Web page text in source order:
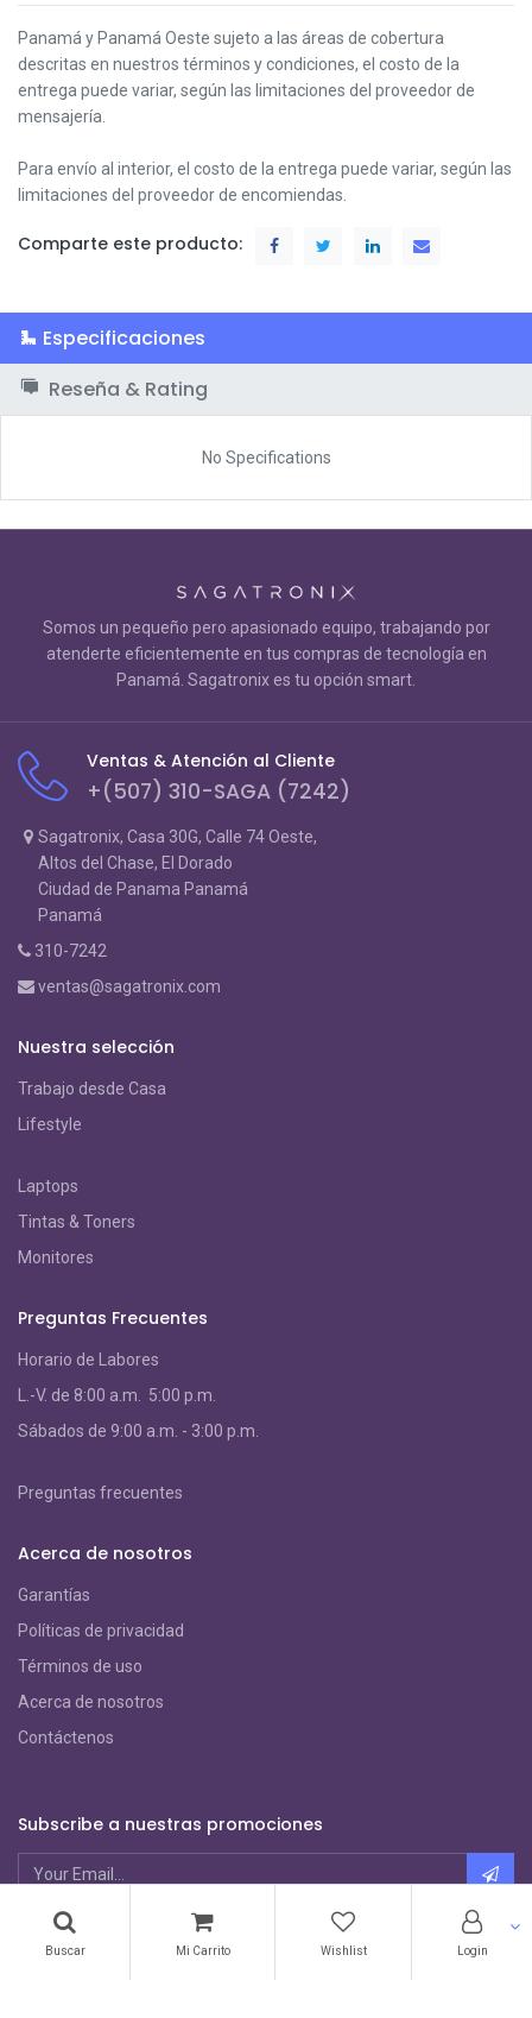
Buscar Mi Carrito Wishlist Login
Panamá y Panamá Oeste sujeto a las áreas de cobertura
descritas en nuestros términos y condiciones, el costo de la
entrega puede variar, según las limitaciones del proveedor de
mensajería.
Para envío al interior, el costo de la entrega puede variar, según las
limitaciones del proveedor de encomiendas.
Comparte este producto:
Especificaciones
Reseña & Rating
No Specifications
Somos un pequeño pero apasionado equipo, trabajando por
atenderte eficientemente en tus compras de tecnología en
Panamá. Sagatronix es tu opción smart.
Ventas & Atención al Cliente
+(507) 310-SAGA (7242)
Sagatronix, Casa 30G, Calle 74 Oeste,
Altos del Chase, El Dorado
Ciudad de Panama Panamá
Panamá
310-7242
ventas@sagatronix.com
Nuestra selección
Trabajo desde Casa
Lifestyle
Laptops
Tintas & Toners
Monitores
Preguntas Frecuentes
Horario de Labores
L.-V. de 8:00 a.m. 5:00 p.m.
Sábados de 9:00 a.m. - 3:00 p.m.
Preguntas frecuentes
Acerca de nosotros
Garantías
Políticas de privacidad
Términos de uso
Acerca de nosotros
Contáctenos
Subscribe a nuestras promociones
Métodos de Pago